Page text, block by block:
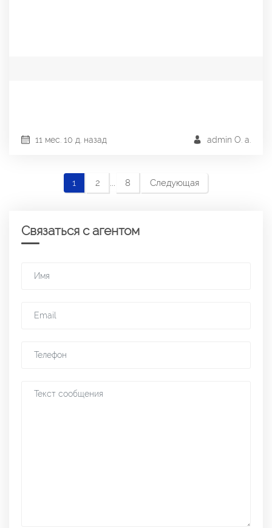
admin О. a.
11 мес. 10 д. назад
1 2 ... 8 Следующая
Связаться с агентом